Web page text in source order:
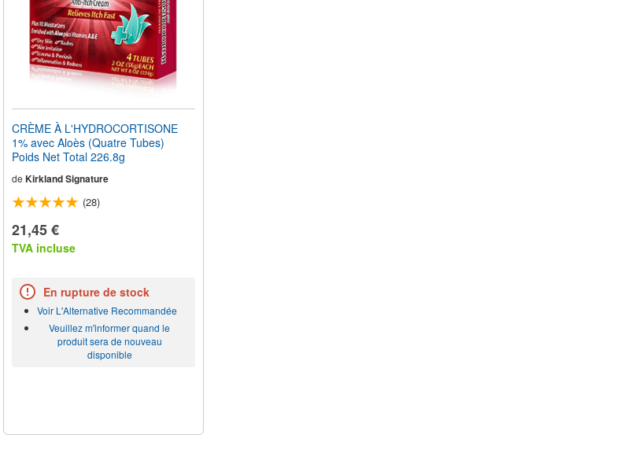
CRÈME À L'HYDROCORTISONE
1% avec Aloès (Quatre Tubes)
Poids Net Total 226.8g
de Kirkland Signature
(28)
21,45 €
TVA incluse
En rupture de stock
Voir L'Alternative Recommandée
Veuillez m'informer quand le
produit sera de nouveau
disponible